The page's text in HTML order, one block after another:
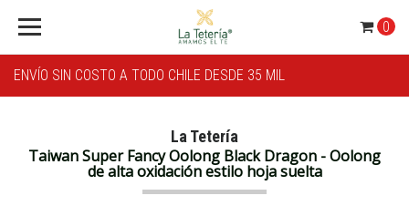
ENVÍO SIN COSTO A TODO CHILE DESDE 35 MIL
0
La Tetería
Taiwan Super Fancy Oolong Black Dragon - Oolong
de alta oxidación estilo hoja suelta